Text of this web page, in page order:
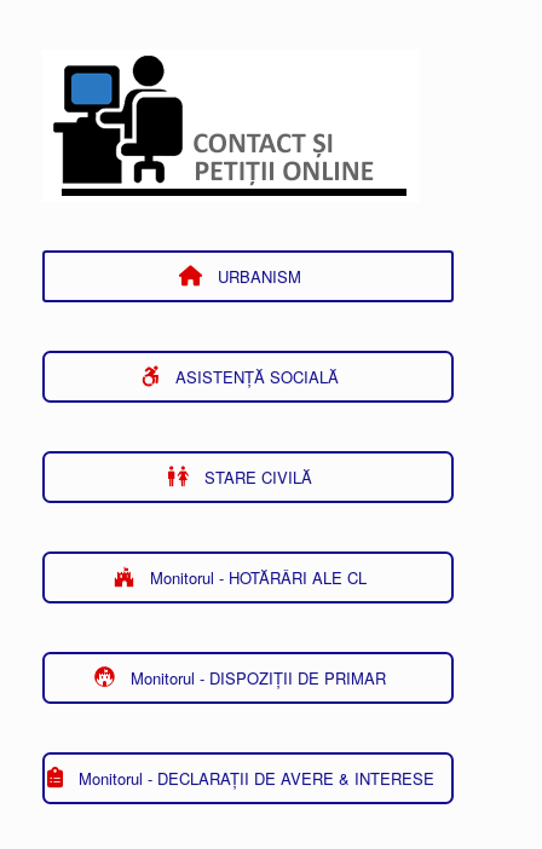
URBANISM
ASISTENȚĂ SOCIALĂ
STARE CIVILĂ
Monitorul - HOTĂRÂRI ALE CL
Monitorul - DISPOZIȚII DE PRIMAR
Monitorul - DECLARAȚII DE AVERE & INTERESE